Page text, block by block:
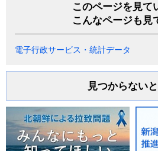
このページを見て
こんなページも見
電子行政サービス・統計データ
見つからない